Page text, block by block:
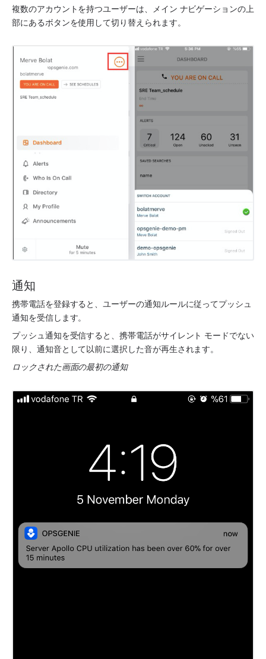
複数のアカウントを持つユーザーは、メイン ナビゲーションの上
部にあるボタンを使用して切り替えられます。
通知
携帯電話を登録すると、ユーザーの通知ルールに従ってプッシュ
通知を受信します。
プッシュ通知を受信すると、携帯電話がサイレント モードでない
限り、通知音として以前に選択した音が再生されます。
ロックされた画面の最初の通知